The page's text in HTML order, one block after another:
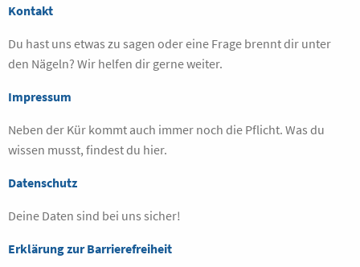
Kontakt
Du hast uns etwas zu sagen oder eine Frage brennt dir unter
den Nägeln? Wir helfen dir gerne weiter.
Impressum
Neben der Kür kommt auch immer noch die Pflicht. Was du
wissen musst, findest du hier.
Datenschutz
Deine Daten sind bei uns sicher!
Erklärung zur Barrierefreiheit